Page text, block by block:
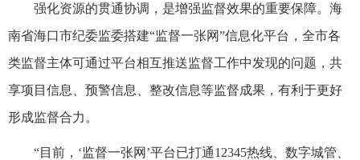
强化资源的贯通协调，是增强监督效果的重要保障。海
南省海口市纪委监委搭建“监督一张网”信息化平台，全市各
类监督主体可通过平台相互推送监督工作中发现的问题，共
享项目信息、预警信息、整改信息等监督成果，有利于更好
形成监督合力。
“目前，‘监督一张网’平台已打通12345热线、数字城管、